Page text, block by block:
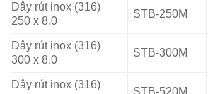
Dây rút inox (316)
250 x 8.0
STB-250M
Dây rút inox (316)
300 x 8.0
STB-300M
Dây rút inox (316)